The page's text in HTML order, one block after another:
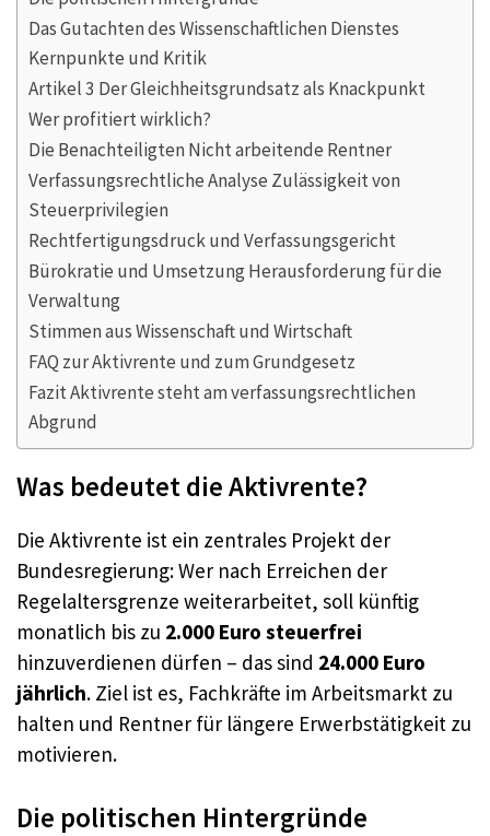
Das Gutachten des Wissenschaftlichen Dienstes
Kernpunkte und Kritik
Artikel 3 Der Gleichheitsgrundsatz als Knackpunkt
Wer profitiert wirklich?
Die Benachteiligten Nicht arbeitende Rentner
Verfassungsrechtliche Analyse Zulässigkeit von
Steuerprivilegien
Rechtfertigungsdruck und Verfassungsgericht
Bürokratie und Umsetzung Herausforderung für die
Verwaltung
Stimmen aus Wissenschaft und Wirtschaft
FAQ zur Aktivrente und zum Grundgesetz
Fazit Aktivrente steht am verfassungsrechtlichen
Abgrund
Was bedeutet die Aktivrente?
Die Aktivrente ist ein zentrales Projekt der
Bundesregierung: Wer nach Erreichen der
Regelaltersgrenze weiterarbeitet, soll künftig
monatlich bis zu 2.000 Euro steuerfrei
hinzuverdienen dürfen – das sind 24.000 Euro
jährlich. Ziel ist es, Fachkräfte im Arbeitsmarkt zu
halten und Rentner für längere Erwerbstätigkeit zu
motivieren.
Die politischen Hintergründe